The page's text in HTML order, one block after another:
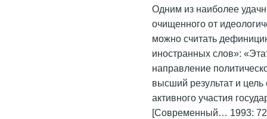
Одним из наиболее
очищенного от
можно считать
иностранных слов»:
направление
высший результат и
активного участия
[Современный… 1993: